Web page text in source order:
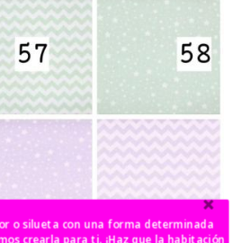
o silueta con una forma determinada
ti. ¡Haz que la habitación